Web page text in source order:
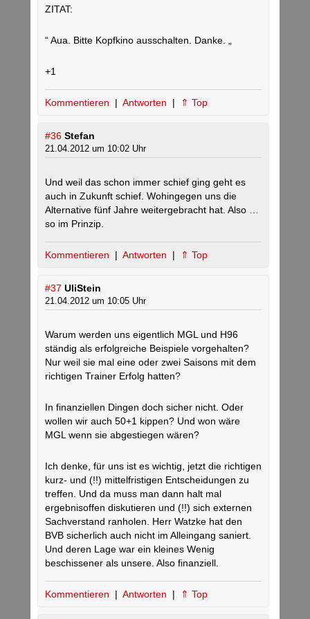
ZITAT:
“ Aua. Bitte Kopfkino ausschalten. Danke. „
+1
Kommentieren | Antworten | ⇑ Top
#36 Stefan
21.04.2012 um 10:02 Uhr
Und weil das schon immer schief ging geht es
auch in Zukunft schief. Wohingegen uns die
Alternative fünf Jahre weitergebracht hat. Also …
so im Prinzip.
Kommentieren | Antworten | ⇑ Top
#37 UliStein
21.04.2012 um 10:05 Uhr
Warum werden uns eigentlich MGL und H96
ständig als erfolgreiche Beispiele vorgehalten?
Nur weil sie mal eine oder zwei Saisons mit dem
richtigen Trainer Erfolg hatten?
In finanziellen Dingen doch sicher nicht. Oder
wollen wir auch 50+1 kippen? Und won wäre
MGL wenn sie abgestiegen wären?
Ich denke, für uns ist es wichtig, jetzt die richtigen
kurz- und (!!) mittelfristigen Entscheidungen zu
treffen. Und da muss man dann halt mal
ergebnisoffen diskutieren und (!!) sich externen
Sachverstand ranholen. Herr Watzke hat den
BVB sicherlich auch nicht im Alleingang saniert.
Und deren Lage war ein kleines Wenig
beschissener als unsere. Also finanziell.
Kommentieren | Antworten | ⇑ Top